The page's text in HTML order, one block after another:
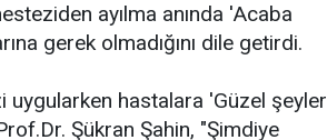
ayılma anında 'Acaba
gerek olmadığını dile getirdi.
uygularken hastalara 'Güzel şeyler
Şükran Şahin, "Şimdiye